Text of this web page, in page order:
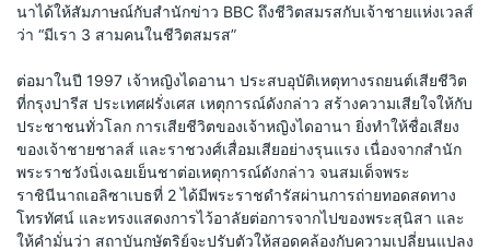
นาได้ให้สัมภาษณ์กับสำนักข่าว BBC ถึงชีวิตสมรสกับเจ้าชายแห่งเวลส์
ว่า “มีเรา 3 สามคนในชีวิตสมรส”
ต่อมาในปี 1997 เจ้าหญิงไดอานา ประสบอุบัติเหตุทางรถยนต์เสียชีวิต
ที่กรุงปารีส ประเทศฝรั่งเศส เหตุการณ์ดังกล่าว สร้างความเสียใจให้กับ
ประชาชนทั่วโลก การเสียชีวิตของเจ้าหญิงไดอานา ยิ่งทำให้ชื่อเสียง
ของเจ้าชายชาลส์ และราชวงศ์เสื่อมเสียอย่างรุนแรง เนื่องจากสำนัก
พระราชวังนิ่งเฉยเย็นชาต่อเหตุการณ์ดังกล่าว จนสมเด็จพระ
ราชินีนาถเอลิซาเบธที่ 2 ได้มีพระราชดำรัสผ่านการถ่ายทอดสดทาง
โทรทัศน์ และทรงแสดงการไว้อาลัยต่อการจากไปของพระสุนิสา และ
ให้คำมั่นว่า สถาบันกษัตริย์จะปรับตัวให้สอดคล้องกับความเปลี่ยนแปลง